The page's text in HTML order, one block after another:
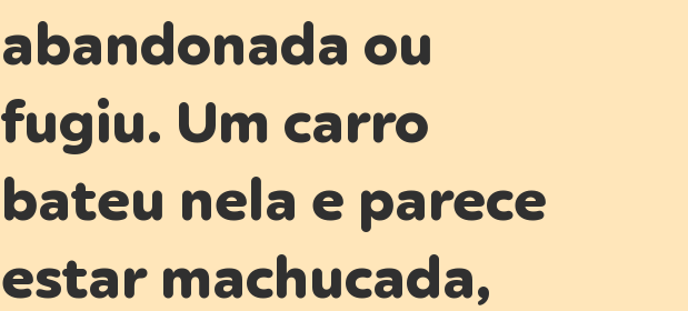
abandonada ou
fugiu. Um carro
bateu nela e parece
estar machucada,